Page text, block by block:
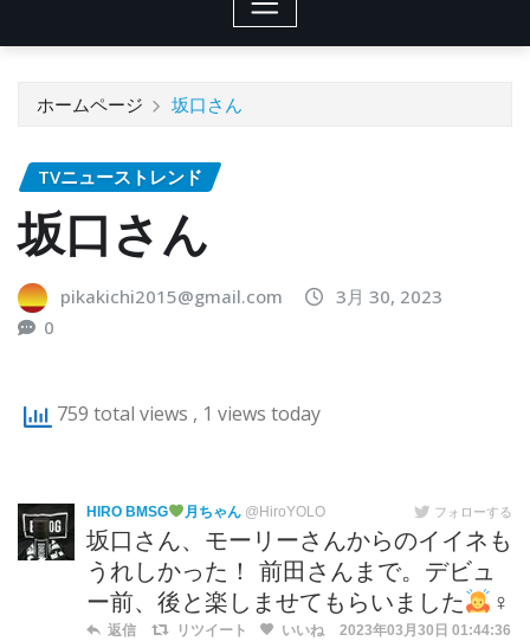
ホームページ 坂口さん
TVニューストレンド
坂口さん
pikakichi2015@gmail.com
3月 30, 2023
0
759 total views , 1 views today
HIRO BMSG 月ちゃん @HiroYOLO フォローする
坂口さん、モーリーさんからのイイネも
うれしかった！ 前田さんまで。デビュ
ー前、後と楽しませてもらいました
‍♀
返信 リツイート いいね 2023年03月30日 01:44:36